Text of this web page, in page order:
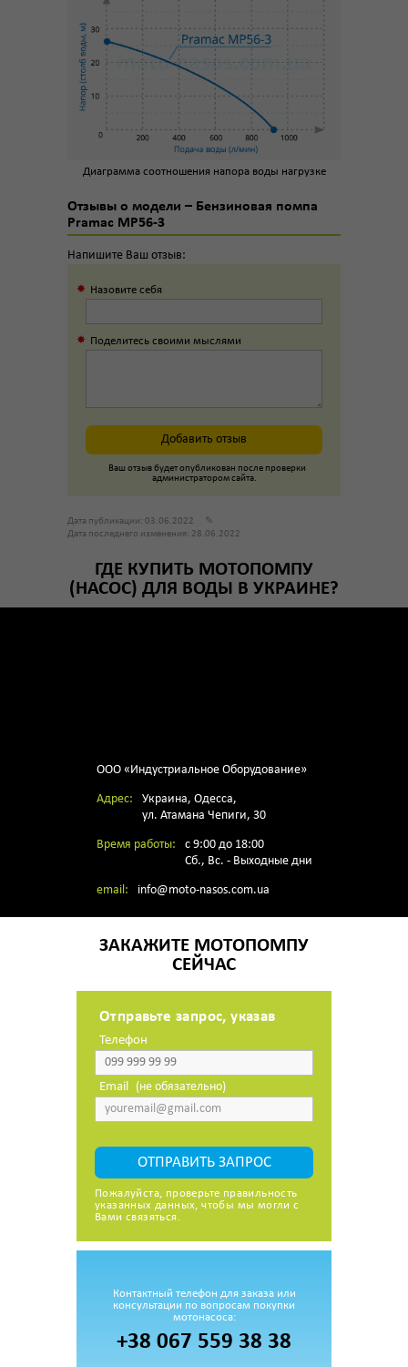
Диаграмма соотношения напора воды нагрузке
Отзывы о модели – Бензиновая помпа
Pramac MP56-3
Напишите Ваш отзыв:
Назовите себя
Поделитесь своими мыслями
Добавить отзыв
Ваш отзыв будет опубликован после проверки
администратором сайта.
Дата публикации: 03.06.2022
✎
Дата последнего изменения: 28.06.2022
ГДЕ КУПИТЬ МОТОПОМПУ
(НАСОС) ДЛЯ ВОДЫ В УКРАИНЕ?
ООО «Индустриальное Оборудование»
Адрес: Украина, Одесса,
ул. Атамана Чепиги, 30
Время работы:
с 9:00 до 18:00
Сб., Вс. - Выходные дни
email: info@moto-nasos.com.ua
ЗАКАЖИТЕ МОТОПОМПУ
СЕЙЧАС
Отправьте запрос, указав
Телефон
Email (не обязательно)
ОТПРАВИТЬ ЗАПРОС
Пожалуйста, проверьте правильность
указанных данных, чтобы мы могли с
Вами связяться.
Контактный телефон для заказа или
консультации по вопросам покупки
мотонасоса:
+38 067 559 38 38